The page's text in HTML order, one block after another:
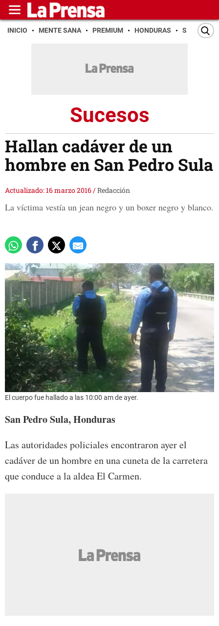
INICIO MENTE SANA PREMIUM HONDURAS SAN PEDRO
Sucesos
Hallan cadáver de un
hombre en San Pedro Sula
Actualizado: 16 marzo 2016/Redacción
La víctima vestía un jean negro y un boxer negro y blanco.
El cuerpo fue hallado a las 10:00 am de ayer.
San Pedro Sula, Honduras
Las autoridades policiales encontraron ayer el
cadáver de un hombre en una cuneta de la carretera
que conduce a la aldea El Carmen.